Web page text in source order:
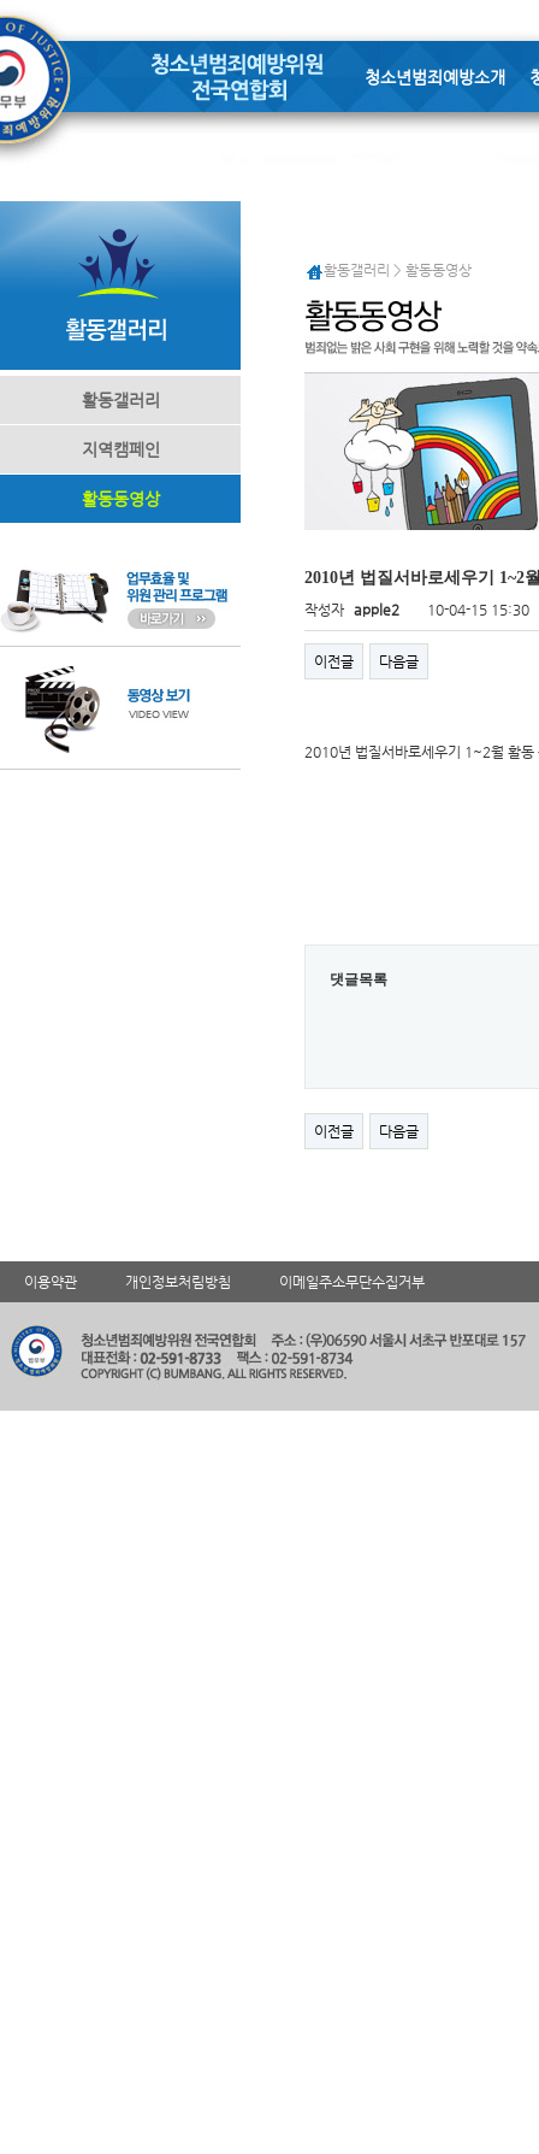
청소년범죄예방소개
활동갤러리
지역캠페인
활동동영상
활동갤러리 > 활동동영상
2010년 법질서바로세우기 1~2
작성자 apple2 10-04-15 15:30
이전글 다음글
2010년 법질서바로세우기 1~2월 활동
댓글목록
이전글 다음글
이용약관 개인정보처림방침 이메일주소무단수집거부